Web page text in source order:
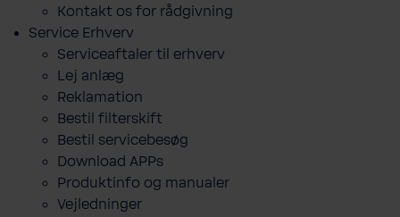
Kontakt os for rådgivning
Service Erhverv
Serviceaftaler til erhverv
Lej anlæg
Reklamation
Bestil filterskift
Bestil servicebesøg
Download APPs
Produktinfo og manualer
Vejledninger